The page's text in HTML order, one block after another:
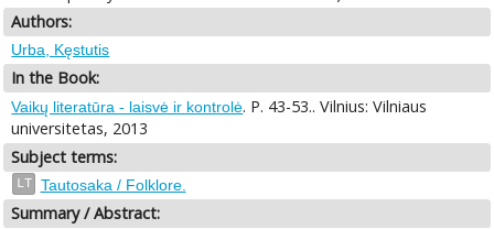
Authors:
Urba, Kęstutis
In the Book:
Vaikų literatūra - laisvė ir kontrolė. P. 43-53.. Vilnius: Vilniaus
universitetas, 2013
Subject terms:
LT Tautosaka / Folklore.
Summary / Abstract: